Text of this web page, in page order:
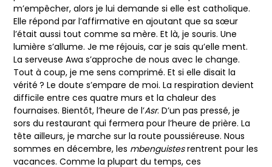
m’empêcher, alors je lui demande si elle est catholique.
Elle répond par l’affirmative en ajoutant que sa sœur
l’était aussi tout comme sa mère. Et là, je souris. Une
lumière s’allume. Je me réjouis, car je sais qu’elle ment.
La serveuse Awa s’approche de nous avec le change.
Tout à coup, je me sens comprimé. Et si elle disait la
vérité ? Le doute s’empare de moi. La respiration devient
difficile entre ces quatre murs et la chaleur des
fournaises. Bientôt, l’heure de l’Asr. D’un pas pressé, je
sors du restaurant qui fermera pour l’heure de prière. La
tête ailleurs, je marche sur la route poussiéreuse. Nous
sommes en décembre, les mbenguistesrentrent pour les
vacances. Comme la plupart du temps, ces